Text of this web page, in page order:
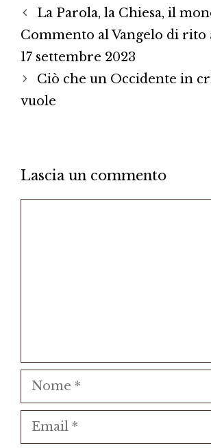
La Parola, la Chiesa, il
Commento al Vangelo di rito
17 settembre 2023
Ciò che un Occidente in
vuole
Lascia un commento
Nome
Email